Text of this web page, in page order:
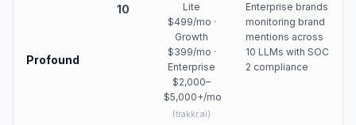
Profound
10
Lite
$499/mo ·
Growth
$399/mo ·
Enterprise
$2,000–
$5,000+/mo
(trakkr.ai)
Enterprise brands
monitoring brand
mentions across
10 LLMs with SOC
2 compliance